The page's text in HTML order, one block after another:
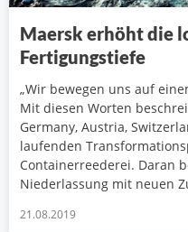
Maersk erhöht die
Fertigungstiefe
„Wir bewegen uns auf
Mit diesen Worten
Germany, Austria,
laufenden
Containerreederei. Daran
Niederlassung mit neuen
21.08.2019